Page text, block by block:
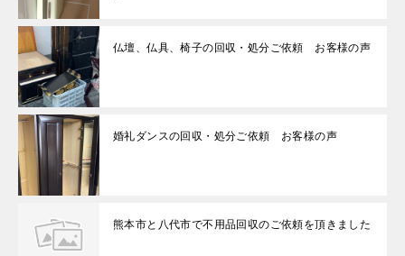
仏壇、仏具、椅子の回収・処分ご依頼 お客様の声
婚礼ダンスの回収・処分ご依頼 お客様の声
熊本市と八代市で不用品回収のご依頼を頂きました